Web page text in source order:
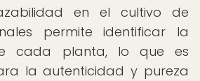
en el cultivo de
permite identificar la
cada planta, lo que es
la autenticidad y pureza